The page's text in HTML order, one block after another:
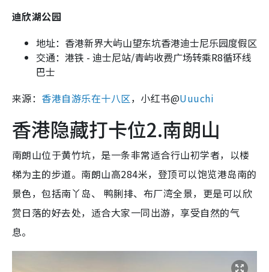
迪欣湖公园
地址：香港新界大屿山望东坑香港迪士尼乐园度假区
交通：港铁 - 迪士尼站/青屿收费广场转乘R8循环线
巴士
来源： 香港自游乐在十八区，小红书@Uuuchi
香港隐藏打卡位2.南朗山
南朗山位于黄竹坑，是一条非常适合行山初学者，以楼
梯为主的步道。南朗山高284米，登顶可以饱览港岛南的
景色，包括南丫岛、 鸭脷排、布厂湾全景，更是可以欣
赏日落的好去处，适合大家一同出游，享受自然的气
息。